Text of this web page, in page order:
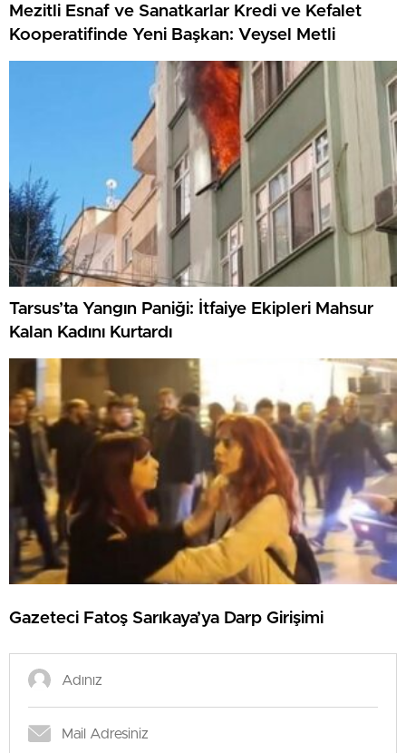
Mezitli Esnaf ve Sanatkarlar Kredi ve Kefalet
Kooperatifinde Yeni Başkan: Veysel Metli
Tarsus’ta Yangın Paniği: İtfaiye Ekipleri Mahsur
Kalan Kadını Kurtardı
Gazeteci Fatoş Sarıkaya’ya Darp Girişimi